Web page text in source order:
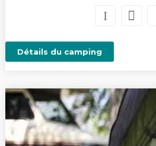
Détails du camping